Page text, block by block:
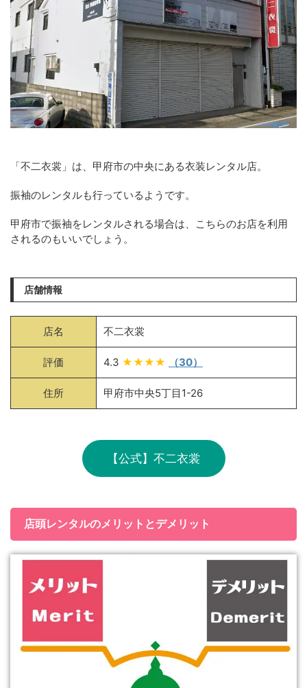
「不二衣裳」は、甲府市の中央にある衣装レンタル店。
振袖のレンタルも行っているようです。
甲府市で振袖をレンタルされる場合は、こちらのお店を利用
されるのもいいでしょう。
店舗情報
店名 不二衣裳
評価 4.3 ★★★★ （30）
住所 甲府市中央5丁目1-26
【公式】不二衣裳
店頭レンタルのメリットとデメリット